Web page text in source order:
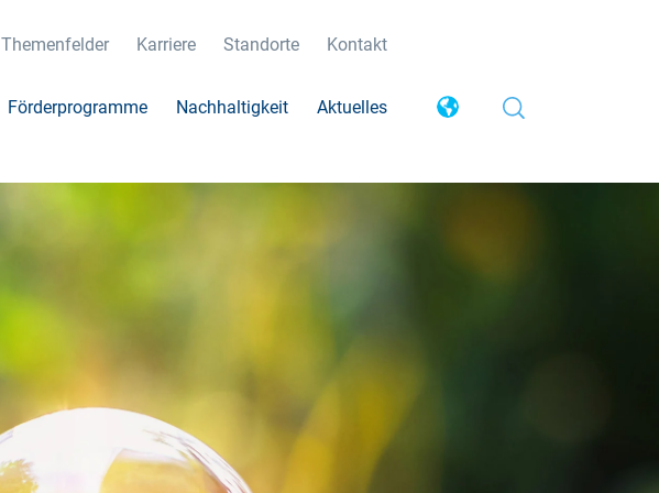
Themenfelder Karriere Standorte Kontakt
Förderprogramme Nachhaltigkeit Aktuelles